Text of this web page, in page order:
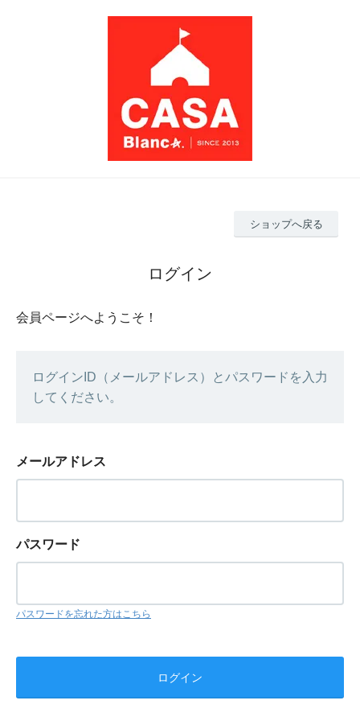
ショップへ戻る
ログイン
会員ページへようこそ！
ログインID（メールアドレス）とパスワードを入力
してください。
メールアドレス
パスワード
パスワードを忘れた方はこちら